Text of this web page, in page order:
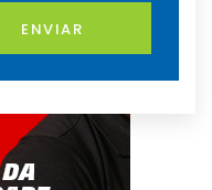
ENVIAR